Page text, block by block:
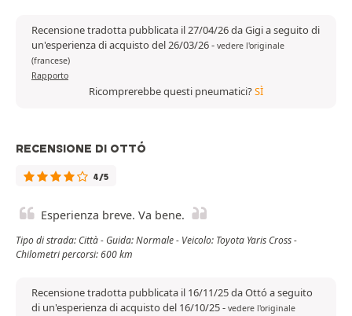
Recensione tradotta pubblicata il 27/04/26 da Gigi a seguito di
un'esperienza di acquisto del 26/03/26- vedere l'originale
(francese)
Rapporto
Ricomprerebbe questi pneumatici?SÌ
RECENSIONE DI OTTÓ
4/5
Esperienza breve. Va bene.
Tipo di strada: Città - Guida: Normale - Veicolo: Toyota Yaris Cross -
Chilometri percorsi: 600 km
Recensione tradotta pubblicata il 16/11/25 da Ottó a seguito
di un'esperienza di acquisto del 16/10/25- vedere l'originale